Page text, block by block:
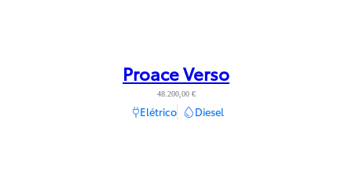
Proace Verso
48.200,00 €
Elétrico Diesel